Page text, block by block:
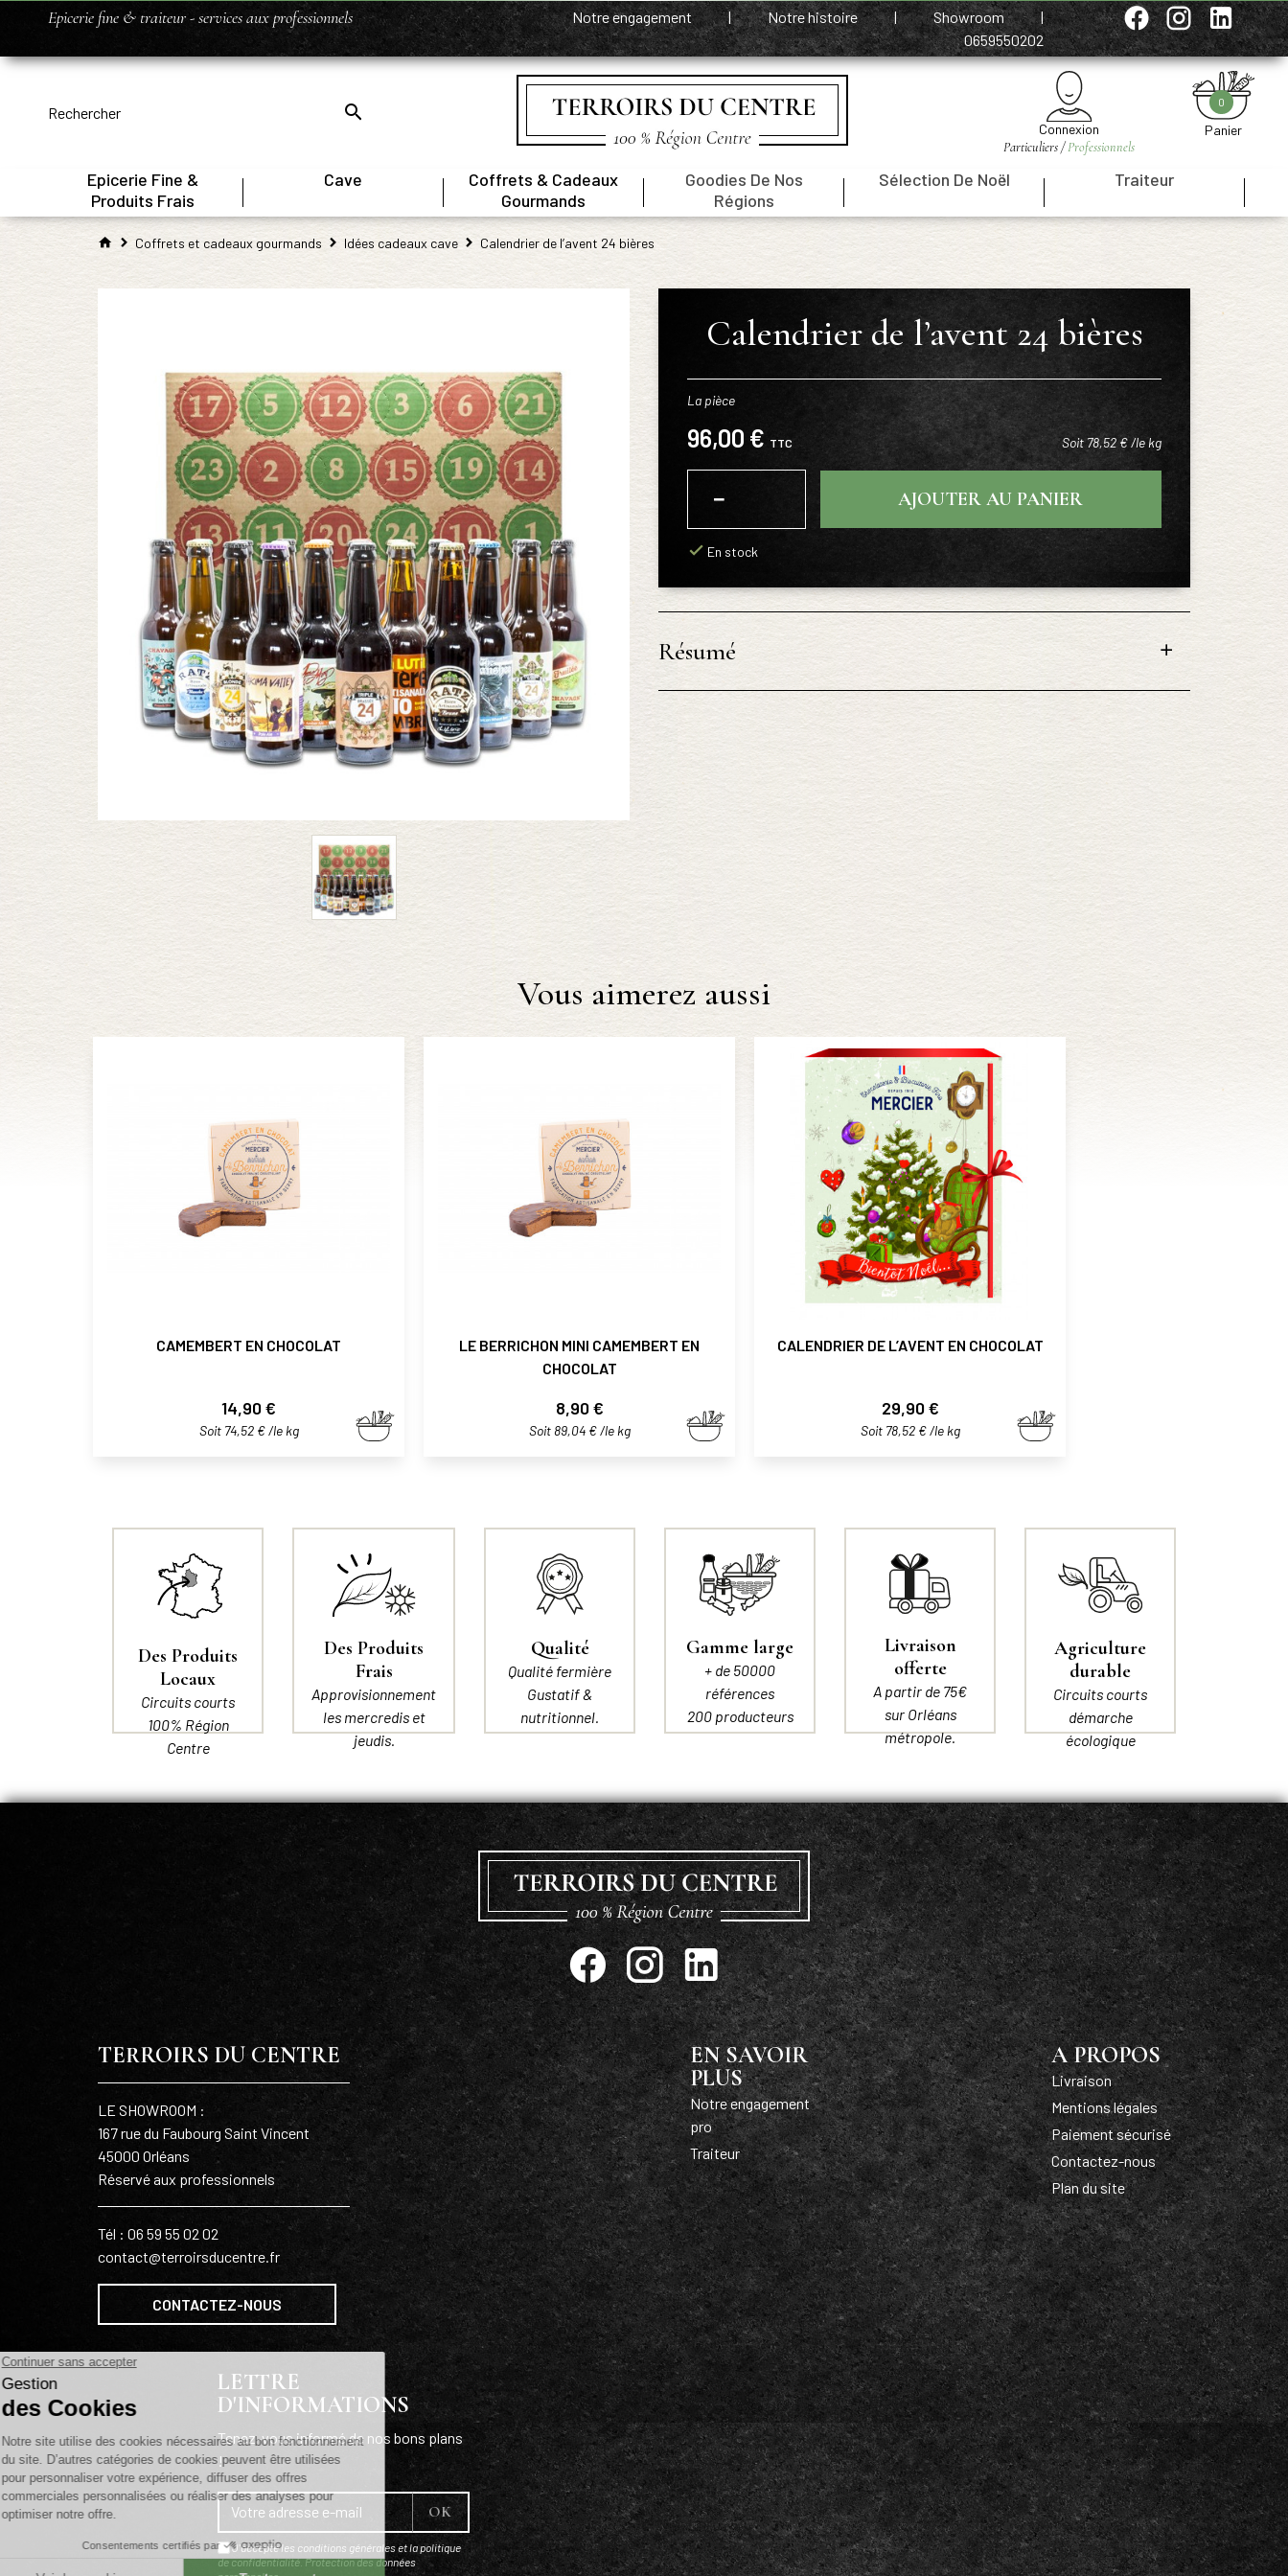
Epicerie fine & traiteur - services aux professionnels Notre engagement | Notre histoire | Showroom
|
0659550202
Connexion
Particuliers /Professionnels
Panier
0
Epicerie Fine &
Produits Frais
Cave
Coffrets & Cadeaux
Gourmands
Goodies De Nos
Régions
Sélection De Noël Traiteur
Coffrets et cadeaux gourmands Idées cadeaux cave Calendrier de l’avent 24 bières
Calendrier de l’avent 24 bières
La pièce
96,00 € TTC Soit 78,52 € /le kg
−
+
AJOUTER AU PANIER
En stock
Résumé
Vous aimerez aussi
CAMEMBERT EN CHOCOLAT
Prix
14,90 €
Soit 74,52 € /le kg
LE BERRICHON MINI CAMEMBERT EN
CHOCOLAT
Prix
8,90 €
Soit 89,04 € /le kg
CALENDRIER DE L’AVENT EN CHOCOLAT
Prix
29,90 €
Soit 78,52 € /le kg
Des Produits
Locaux
Circuits courts
100% Région
Centre
Des Produits
Frais
Approvisionnement
les mercredis et
jeudis.
Qualité
Qualité fermière
Gustatif &
nutritionnel.
Gamme large
+ de 50000
références
200 producteurs
Livraison
offerte
A partir de 75€
sur Orléans
métropole.
Agriculture
durable
Circuits courts
démarche
écologique
TERROIRS DU CENTRE
LE SHOWROOM :
167 rue du Faubourg Saint Vincent
45000 Orléans
Réservé aux professionnels
Tél : 06 59 55 02 02
contact@terroirsducentre.fr
CONTACTEZ-NOUS
EN SAVOIR
PLUS
Notre engagement
pro
Traiteur
A PROPOS
Livraison
Mentions légales
Paiement sécurisé
Contactez-nous
Plan du site
LETTRE
D'INFORMATIONS
Tenez-vous informé de nos bons plans
!
J'accepte les conditions générales et la politique
de confidentialité.Protection des données